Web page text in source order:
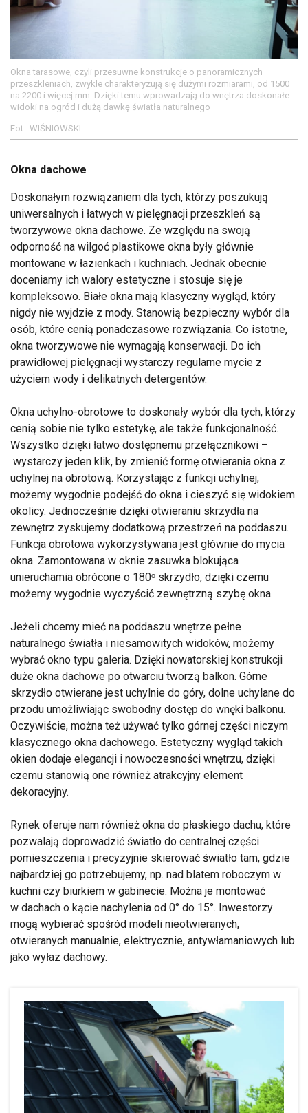
Okna tarasowe, czyli przesuwne konstrukcje o panoramicznych
przeszkleniach, zwykle charakteryzują się dużymi rozmiarami, od 1500
na 2200 i więcej mm. Dzięki temu wprowadzają do wnętrza doskonałe
widoki na ogród i dużą dawkę światła naturalnego
Fot.: WIŚNIOWSKI
Okna dachowe
Doskonałym rozwiązaniem dla tych, którzy poszukują
uniwersalnych i łatwych w pielęgnacji przeszkleń są
tworzywowe okna dachowe. Ze względu na swoją
odporność na wilgoć plastikowe okna były głównie
montowane w łazienkach i kuchniach. Jednak obecnie
doceniamy ich walory estetyczne i stosuje się je
kompleksowo. Białe okna mają klasyczny wygląd, który
nigdy nie wyjdzie z mody. Stanowią bezpieczny wybór dla
osób, które cenią ponadczasowe rozwiązania. Co istotne,
okna tworzywowe nie wymagają konserwacji. Do ich
prawidłowej pielęgnacji wystarczy regularne mycie z
użyciem wody i delikatnych detergentów.
Okna uchylno-obrotowe to doskonały wybór dla tych, którzy
cenią sobie nie tylko estetykę, ale także funkcjonalność.
Wszystko dzięki łatwo dostępnemu przełącznikowi –
wystarczy jeden klik, by zmienić formę otwierania okna z
uchylnej na obrotową. Korzystając z funkcji uchylnej,
możemy wygodnie podejść do okna i cieszyć się widokiem
okolicy. Jednocześnie dzięki otwieraniu skrzydła na
zewnętrz zyskujemy dodatkową przestrzeń na poddaszu.
Funkcja obrotowa wykorzystywana jest głównie do mycia
okna. Zamontowana w oknie zasuwka blokująca
unieruchamia obrócone o 180ᵒ skrzydło, dzięki czemu
możemy wygodnie wyczyścić zewnętrzną szybę okna.
Jeżeli chcemy mieć na poddaszu wnętrze pełne
naturalnego światła i niesamowitych widoków, możemy
wybrać okno typu galeria. Dzięki nowatorskiej konstrukcji
duże okna dachowe po otwarciu tworzą balkon. Górne
skrzydło otwierane jest uchylnie do góry, dolne uchylane do
przodu umożliwiając swobodny dostęp do wnęki balkonu.
Oczywiście, można też używać tylko górnej części niczym
klasycznego okna dachowego. Estetyczny wygląd takich
okien dodaje elegancji i nowoczesności wnętrzu, dzięki
czemu stanowią one również atrakcyjny element
dekoracyjny.
Rynek oferuje nam również okna do płaskiego dachu, które
pozwalają doprowadzić światło do centralnej części
pomieszczenia i precyzyjnie skierować światło tam, gdzie
najbardziej go potrzebujemy, np. nad blatem roboczym w
kuchni czy biurkiem w gabinecie. Można je montować
w dachach o kącie nachylenia od 0° do 15°. Inwestorzy
mogą wybierać spośród modeli nieotwieranych,
otwieranych manualnie, elektrycznie, antywłamaniowych lub
jako wyłaz dachowy.